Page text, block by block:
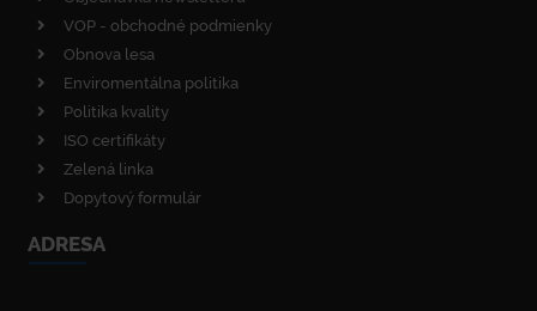
VOP - obchodné podmienky
Obnova lesa
Enviromentálna politika
Politika kvality
ISO certifikáty
Zelená linka
Dopytový formulár
ADRESA